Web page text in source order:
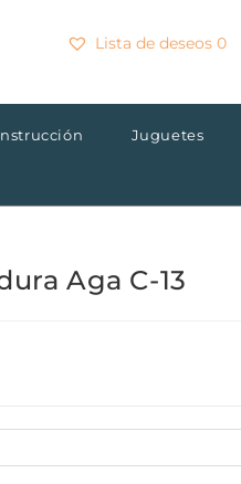
Lista de deseos 0
Juguetes
Aga C-13